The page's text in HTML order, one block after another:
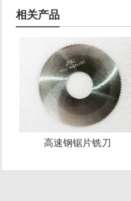
相关产品
高速钢锯片铣刀